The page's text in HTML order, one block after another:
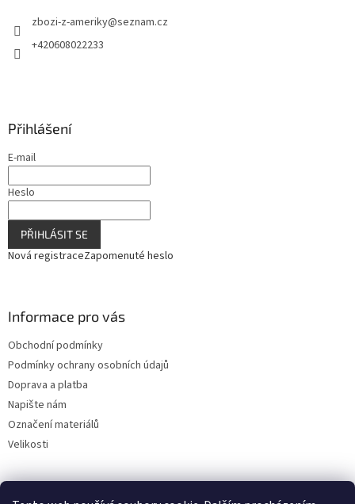
zbozi-z-ameriky@seznam.cz
+420608022233
Přihlášení
E-mail
Heslo
PŘIHLÁSIT SE
Nová registraceZapomenuté heslo
Informace pro vás
Obchodní podmínky
Podmínky ochrany osobních údajů
Doprava a platba
Napište nám
Označení materiálů
Velikosti